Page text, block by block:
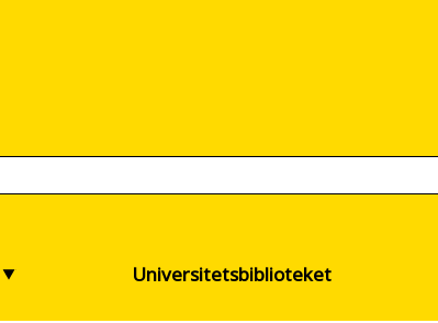
Universitetsbiblioteket